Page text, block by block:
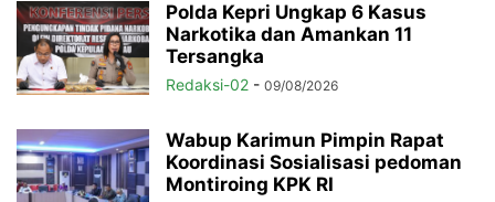
Polda Kepri Ungkap 6 Kasus
Narkotika dan Amankan 11
Tersangka
Redaksi-02 - 09/08/2026
Wabup Karimun Pimpin Rapat
Koordinasi Sosialisasi pedoman
Montiroing KPK RI